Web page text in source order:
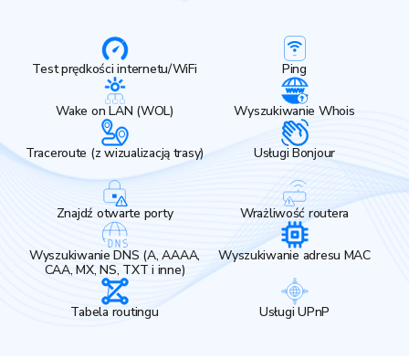
Test prędkości internetu/WiFi Ping
Wake on LAN (WOL) Wyszukiwanie Whois
Traceroute (z wizualizacją trasy) Usługi Bonjour
Znajdź otwarte porty Wrażliwość routera
Wyszukiwanie DNS (A, AAAA,
CAA, MX, NS, TXT i inne)
Wyszukiwanie adresu MAC
Tabela routingu Usługi UPnP